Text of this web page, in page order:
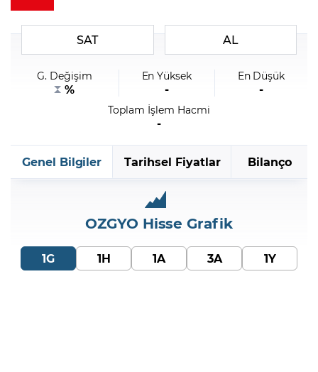
Şifremi Unuttum
SAT AL
G. Değişim
%
En Yüksek
-
En Düşük
-
Toplam İşlem Hacmi
-
Genel Bilgiler Tarihsel Fiyatlar Bilanço
OZGYO Hisse Grafik
1G 1H 1A 3A 1Y